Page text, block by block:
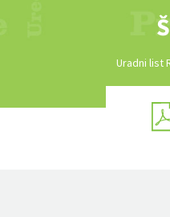
Uradni list